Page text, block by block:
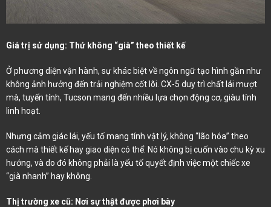
Giá trị sử dụng: Thứ không “già” theo thiết kế
Ở phương diện vận hành, sự khác biệt về ngôn ngữ tạo hình gần như
không ảnh hưởng đến trải nghiệm cốt lõi. CX-5 duy trì chất lái mượt
mà, tuyến tính, Tucson mang đến nhiều lựa chọn động cơ, giàu tính
linh hoạt.
Nhưng cảm giác lái, yếu tố mang tính vật lý, không “lão hóa” theo
cách mà thiết kế hay giao diện có thể. Nó không bị cuốn vào chu kỳ xu
hướng, và do đó không phải là yếu tố quyết định việc một chiếc xe
“già nhanh” hay không.
Thị trường xe cũ: Nơi sự thật được phơi bày